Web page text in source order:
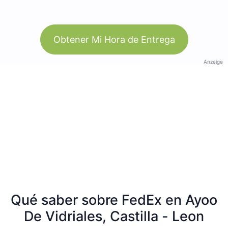
Obtener Mi Hora de Entrega
Anzeige
Qué saber sobre FedEx en Ayoo
De Vidriales, Castilla - Leon